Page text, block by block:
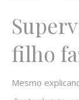
filho
Mesmo